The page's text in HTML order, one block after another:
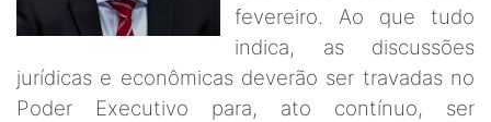
fevereiro. Ao que tudo
indica, as discussões
jurídicas e econômicas deverão ser travadas no
Poder Executivo para, ato contínuo, ser